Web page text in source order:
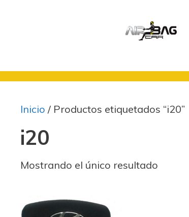
Inicio / Productos etiquetados “i20”
i20
Mostrando el único resultado